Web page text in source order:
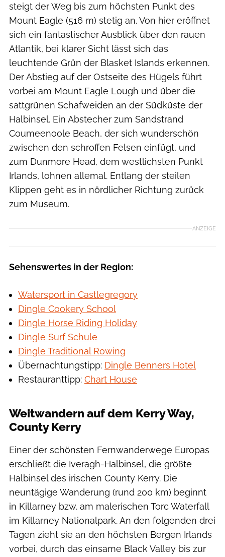
steigt der Weg bis zum höchsten Punkt des
Mount Eagle (516 m) stetig an. Von hier eröffnet
sich ein fantastischer Ausblick über den rauen
Atlantik, bei klarer Sicht lässt sich das
leuchtende Grün der Blasket Islands erkennen.
Der Abstieg auf der Ostseite des Hügels führt
vorbei am Mount Eagle Lough und über die
sattgrünen Schafweiden an der Südküste der
Halbinsel. Ein Abstecher zum Sandstrand
Coumeenoole Beach, der sich wunderschön
zwischen den schroffen Felsen einfügt, und
zum Dunmore Head, dem westlichsten Punkt
Irlands, lohnen allemal. Entlang der steilen
Klippen geht es in nördlicher Richtung zurück
zum Museum.
ANZEIGE
Sehenswertes in der Region:
Watersport in Castlegregory
Dingle Cookery School
Dingle Horse Riding Holiday
Dingle Surf Schule
Dingle Traditional Rowing
Übernachtungstipp: Dingle Benners Hotel
Restauranttipp: Chart House
Weitwandern auf dem Kerry Way,
County Kerry
Einer der schönsten Fernwanderwege Europas
erschließt die Iveragh-Halbinsel, die größte
Halbinsel des irischen County Kerry. Die
neuntägige Wanderung (rund 200 km) beginnt
in Killarney bzw. am malerischen Torc Waterfall
im Killarney Nationalpark. An den folgenden drei
Tagen zieht sie an den höchsten Bergen Irlands
vorbei, durch das einsame Black Valley bis zur